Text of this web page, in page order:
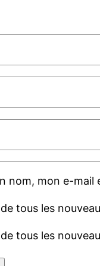
nom, mon e-
tous les
tous les